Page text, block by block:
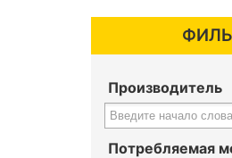
Производитель
Потребляемая